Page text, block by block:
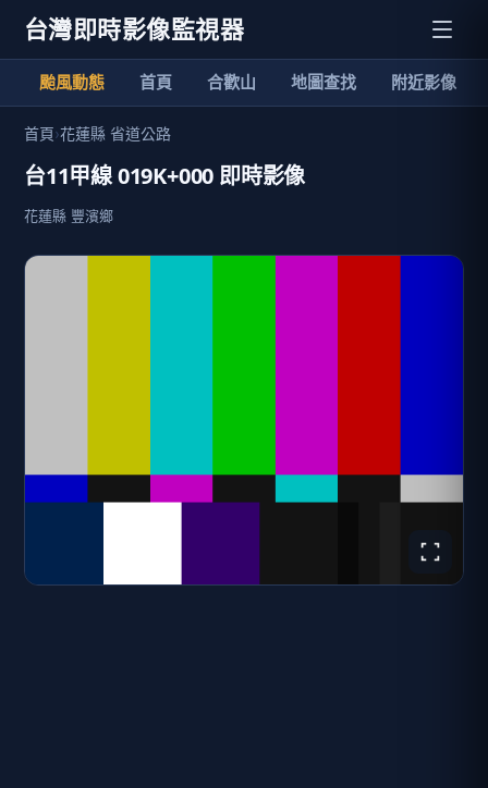
台灣即時影像監視器
颱風動態 首頁 合歡山 地圖查找 附近影像
首頁›花蓮縣 省道公路
台11甲線 019K+000 即時影像
花蓮縣 豐濱鄉